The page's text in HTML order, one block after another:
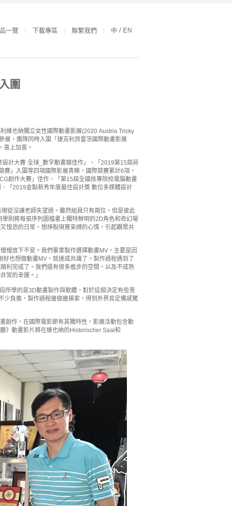
一覽 下載專區 聯繫我們 中 / EN
圍
維也納獨立女性國際動畫影展(2020 Austria Tricky
展，團隊同時入圍「捷克利貝雷茨國際動畫影展
喜上加喜。
計大賽·全球_數字動畫類佳作」、「2019第15屆荷
」入圍等四項國際影展青睞，國際競賽累計6項，
創作大賽」佳作、「第15屆全國技專院校電腦動畫
「2019金點新秀年度最佳設計獎 數位多媒體設計
從沒讓老師失望過。雖然組員只有兩位，但是彼此
則將每張序列圖檔畫上獨特鮮明的2D角色和奇幻場
惶恐的日常，想掙脫現實束縛的心情，引起觀眾共
慢放下不安。我們畢業製作選擇動畫MV，主要是因
也想做動畫MV，就達成共識了。製作過程遇到了
利完成了。我們還有很多進步的空間，以及不成熟
常的幸運。」
所學的是3D動畫製作與軟體，對於這個決定有些害
負擔，製作過程邊做邊摸索，得到外界肯定備感驚
創作，在國際電影節有其獨特性，影展活動包含動
》動畫影片將在維也納的Historischer Saal和